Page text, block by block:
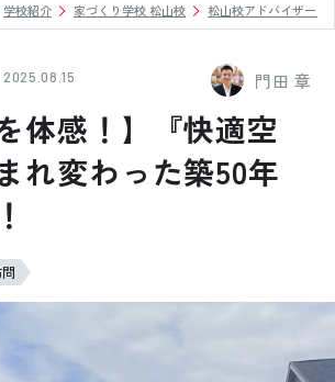
後悔しない家づくりをレクチャー
セミナーをみる
お近くの学校を探す
校とは
談事例
学校紹介 家づくり学校 松山校 松山校アドバイザーブ
2025.08.15 門田 章
体感！】『快適空
れ変わった築50年